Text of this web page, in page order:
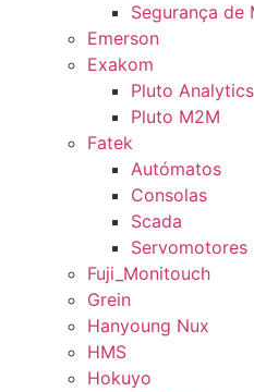
Segurança de
Emerson
Exakom
Pluto Analytics
Pluto M2M
Fatek
Autómatos
Consolas
Scada
Servomotores
Fuji_Monitouch
Grein
Hanyoung Nux
HMS
Hokuyo